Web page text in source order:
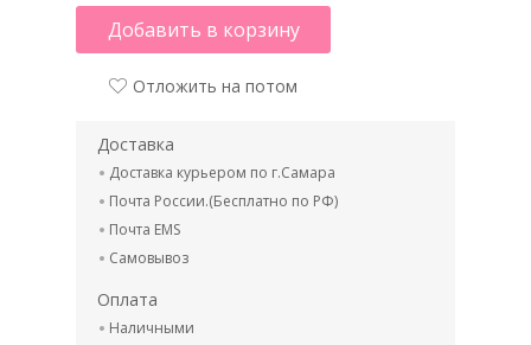
Добавить в корзину
Отложить на потом
Доставка
Доставка курьером по г.Самара
Почта России.(Бесплатно по РФ)
Почта EMS
Самовывоз
Оплата
Наличными